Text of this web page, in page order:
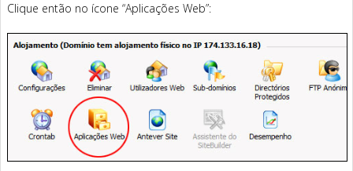
Clique então no ícone “Aplicações Web”: